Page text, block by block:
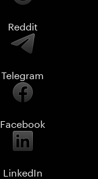
Reddit
Telegram
Facebook
LinkedIn